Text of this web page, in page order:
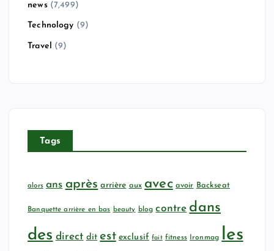
news(7,499)
Technology (9)
Travel (9)
Tags
alors ans après arrière aux avec avoir Backseat
Banquette arrière en bas beauty blog contre dans
des direct dit est exclusif fait fitness Ironmag les